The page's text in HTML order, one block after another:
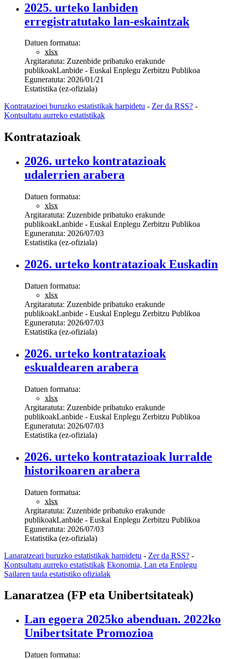
2025. urteko lanbiden
erregistratutako lan-eskaintzak
Datuen formatua:
xlsx
Argitaratuta: Zuzenbide pribatuko erakunde
publikoakLanbide - Euskal Enplegu Zerbitzu Publikoa
Eguneratuta: 2026/01/21
Estatistika (ez-ofiziala)
Kontratazioei buruzko estatistikak harpidetu - Zer da RSS? -
Kontsultatu aurreko estatistikak
Kontratazioak
2026. urteko kontratazioak
udalerrien arabera
Datuen formatua:
xlsx
Argitaratuta: Zuzenbide pribatuko erakunde
publikoakLanbide - Euskal Enplegu Zerbitzu Publikoa
Eguneratuta: 2026/07/03
Estatistika (ez-ofiziala)
2026. urteko kontratazioak Euskadin
Datuen formatua:
xlsx
Argitaratuta: Zuzenbide pribatuko erakunde
publikoakLanbide - Euskal Enplegu Zerbitzu Publikoa
Eguneratuta: 2026/07/03
Estatistika (ez-ofiziala)
2026. urteko kontratazioak
eskualdearen arabera
Datuen formatua:
xlsx
Argitaratuta: Zuzenbide pribatuko erakunde
publikoakLanbide - Euskal Enplegu Zerbitzu Publikoa
Eguneratuta: 2026/07/03
Estatistika (ez-ofiziala)
2026. urteko kontratazioak lurralde
historikoaren arabera
Datuen formatua:
xlsx
Argitaratuta: Zuzenbide pribatuko erakunde
publikoakLanbide - Euskal Enplegu Zerbitzu Publikoa
Eguneratuta: 2026/07/03
Estatistika (ez-ofiziala)
Lanaratzeari buruzko estatistikak harpidetu - Zer da RSS? -
Kontsultatu aurreko estatistikak Ekonomia, Lan eta Enplegu
Sailaren taula estatistiko ofizialak
Lanaratzea (FP eta Unibertsitateak)
Lan egoera 2025ko abenduan. 2022ko
Unibertsitate Promozioa
Datuen formatua: